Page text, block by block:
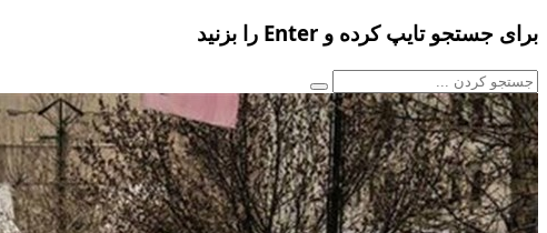
برای جستجو تایپ کرده و Enter را بزنید